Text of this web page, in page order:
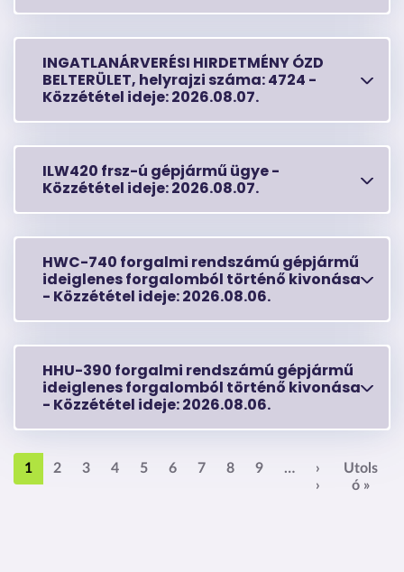
INGATLANÁRVERÉSI HIRDETMÉNY ÓZD
BELTERÜLET, helyrajzi száma: 4724 -
Közzététel ideje:2026.08.07.
ILW420 frsz-ú gépjármű ügye -
Közzététel ideje:2026.08.07.
HWC-740 forgalmi rendszámú gépjármű
ideiglenes forgalomból történő kivonása
- Közzététel ideje:2026.08.06.
HHU-390 forgalmi rendszámú gépjármű
ideiglenes forgalomból történő kivonása
- Közzététel ideje:2026.08.06.
Oldalszámozás
1 2 3 4 5 6 7 8 9 …
›
› Következő
Utols
ó »